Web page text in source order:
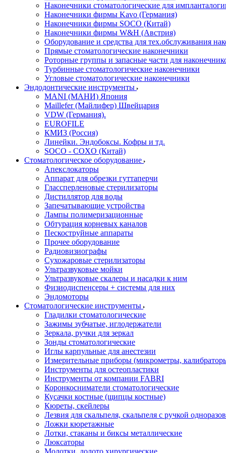
Наконечники стоматологические для
Наконечники фирмы Kavo (Германия)
Наконечники фирмы SOCO (Китай)
Наконечники фирмы W&H (Австрия)
Оборудование и средства для тех.обслуживания
Прямые стоматологические наконечники
Роторные группы и запасные части для
Турбинные стоматологические наконечники
Угловые стоматологические наконечники
Эндодонтические инструменты
MANI (МАНИ) Япония
Maillefer (Майлифер) Швейцария
VDW (Германия).
EUROFILE
КМИЗ (Россия)
Линейки. Эндобоксы. Кофры и тд.
SOCO - COXO (Китай)
Стоматологическое оборудование
Апекслокаторы
Аппарат для обрезки гуттаперчи
Глассперленовые стерилизаторы
Дистиллятор для воды
Запечатывающие устройства
Лампы полимеризационные
Обтурация корневых каналов
Пескоструйные аппараты
Прочее оборудование
Радиовизиографы
Сухожаровые стерилизаторы
Ультразвуковые мойки
Ультразвуковые скалеры и насадки к ним
Физиодиспенсеры + системы для них
Эндомоторы
Стоматологические инструменты
Гладилки стоматологические
Зажимы зубчатые, иглодержатели
Зеркала, ручки для зеркал
Зонды стоматологические
Иглы карпульные для анестезии
Измерительные приборы (микрометры,
Инструменты для остеопластики
Инструменты от компании FABRI
Коронкосниматели стоматологические
Кусачки костные (щипцы костные)
Кюреты, скейлеры
Лезвия для скальпеля, скальпеля с ручкой
Ложки кюретажные
Лотки, стаканы и биксы металлические
Люксаторы